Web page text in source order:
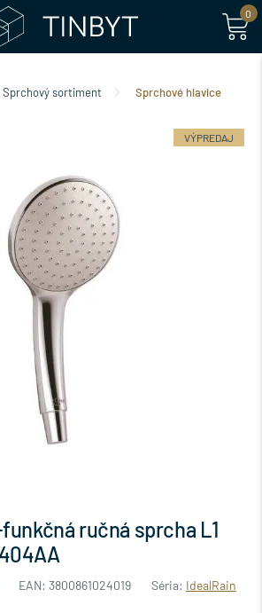
0
Sprchový sortiment Sprchové hlavice
funkčná ručná sprcha L1
EAN: 3800861024019 Séria: IdealRain
VÝPREDAJ